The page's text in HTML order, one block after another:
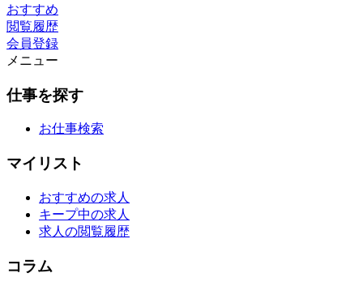
おすすめ
閲覧履歴
会員登録
メニュー
仕事を探す
お仕事検索
マイリスト
おすすめの求人
キープ中の求人
求人の閲覧履歴
コラム